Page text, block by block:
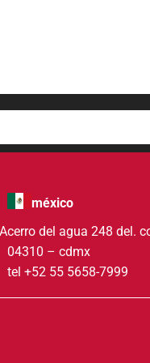
méxico
cerro del agua 248 del.
04310 – cdmx
tel +52 55 5658-7999